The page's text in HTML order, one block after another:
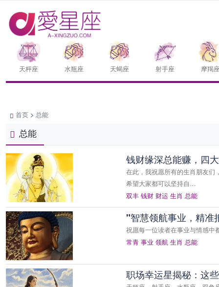
天枰座 水瓶座 天蝎座 射手座 摩羯
首页 > 总能
总能
钱财缘深总能赚，四
在此，我祝愿所有的生肖朋友们
希望大家都可以坚持自…
双丰 钱财 财运 生肖 总能
"智慧领航事业，精准
祝愿每一位读者在事业与情感中
常青 事业 领航 生肖 总能
职场幸运星揭秘：这